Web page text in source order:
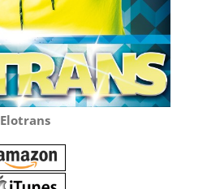
Elotrans